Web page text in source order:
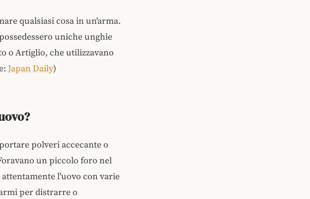
qualsiasi cosa in un'arma.
uniche unghie
o Artiglio, che utilizzavano
Japan Daily)
polveri accecante o
un piccolo foro nel
l'uovo con varie
per distrarre o